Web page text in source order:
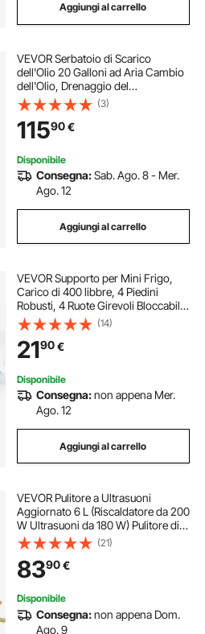
Aggiungi al carrello
VEVOR Serbatoio di Scarico
dell'Olio 20 Galloni ad Aria Cambio
dell'Olio, Drenaggio del
Trasferimento del Carburante
Fluido Imbuto Regolabile in Altezza,
con Valvola di Regolazione della
Pressione
(3)
11590€
Disponibile
Consegna:Sab. Ago. 8 - Mer.
Ago. 12
Aggiungi al carrello
VEVOR Supporto per Mini Frigo,
Carico di 400 libbre, 4 Piedini
Robusti, 4 Ruote Girevoli Bloccabili,
Piedistallo per Lavatrice e
Asciugatrice, Base Regolabile
Multifunzionale per Lavatrice e
Frigorife
(14)
2190€
Disponibile
Consegna:non appena Mer.
Ago. 12
Aggiungi al carrello
VEVOR Pulitore a Ultrasuoni
Aggiornato 6 L (Riscaldatore da 200
W Ultrasuoni da 180 W) Pulitore di
Parti a Ultrasuoni da Laboratorio
Digitale con Temporizzatore per
Pulizia di Strumenti di Gioielli
(21)
8390€
Disponibile
Consegna:non appena Dom.
Ago. 9